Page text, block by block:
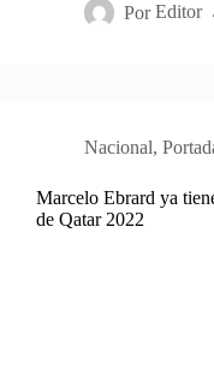
Por Editor
Nacional,
Marcelo Ebrard ya
de Qatar 2022